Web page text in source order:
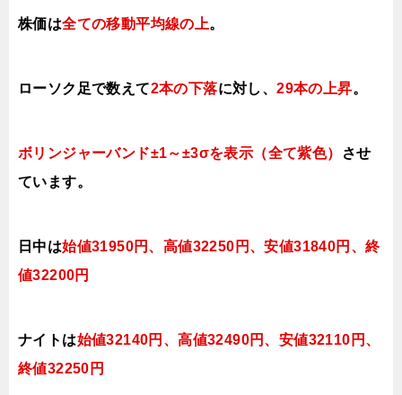
株価は全ての移動平均線の上。
ローソク足で数えて2本の下落に対し、29本の上昇。
ボリンジャーバンド±1～±3σを表示（全て紫色）
させ
ています。
日中は始値31950円、高値32250円、安値31840円、終
値32200円
ナイトは始値32140円、高値32490円、安値32110 円、
終値32250 円